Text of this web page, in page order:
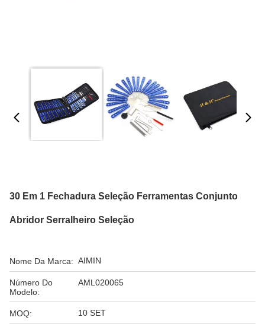
30 Em 1 Fechadura Seleção Ferramentas Conjunto
Abridor Serralheiro Seleção
Nome Da Marca: AIMIN
Número Do
Modelo:
AML020065
MOQ: 10 SET